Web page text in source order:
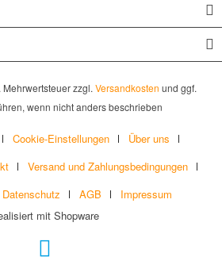
zzgl. Versandkosten und ggf.
wenn nicht anders beschrieben
Cookie-Einstellungen
Über uns
Versand und Zahlungsbedingungen
Datenschutz AGB
Impressum
mit Shopware